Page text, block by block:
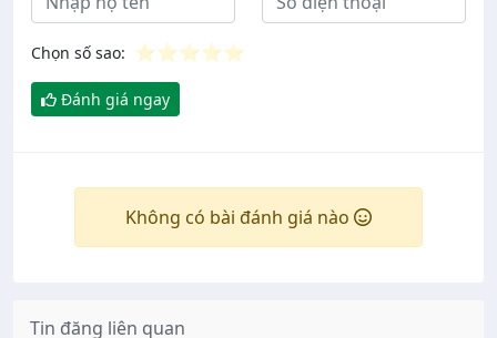
Chọn số sao: ⭐⭐⭐⭐⭐
Đánh giá ngay
Không có bài đánh giá nào
Tin đăng liên quan